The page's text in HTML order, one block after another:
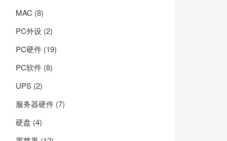
MAC (8)
PC外设 (2)
PC硬件 (19)
PC软件 (8)
UPS (2)
服务器硬件 (7)
硬盘 (4)